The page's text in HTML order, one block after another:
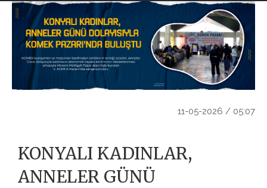
11-05-2026 / 05:07
KONYALI KADINLAR,
ANNELER GÜNÜ